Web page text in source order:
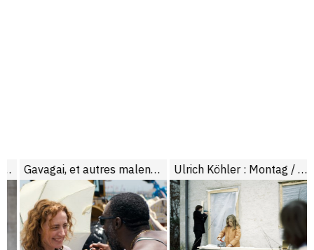
Gavagai, et autres malentendus Ulrich Köhler : Montag / Bungalow